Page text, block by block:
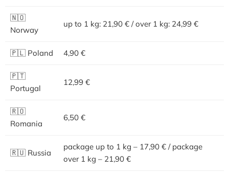
🇳🇴
Norway
up to 1 kg: 21,90 € / over 1 kg: 24,99 €
🇵🇱 Poland 4,90 €
🇵🇹
Portugal
12,99 €
🇷🇴
Romania
6,50 €
🇷🇺 Russia
package up to 1 kg – 17,90 € / package
over 1 kg – 21,90 €